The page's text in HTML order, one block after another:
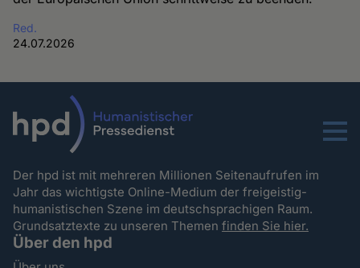
Red.
24.07.2026
Menu
Der hpd ist mit mehreren Millionen Seitenaufrufen im
Jahr das wichtigste Online-Medium der freigeistig-
humanistischen Szene im deutschsprachigen Raum.
Grundsatztexte zu unseren Themenfinden Sie hier.
Über den hpd